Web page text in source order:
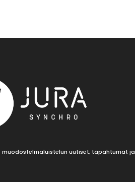
muodostelmaluistelun uutiset, tapahtumat ja